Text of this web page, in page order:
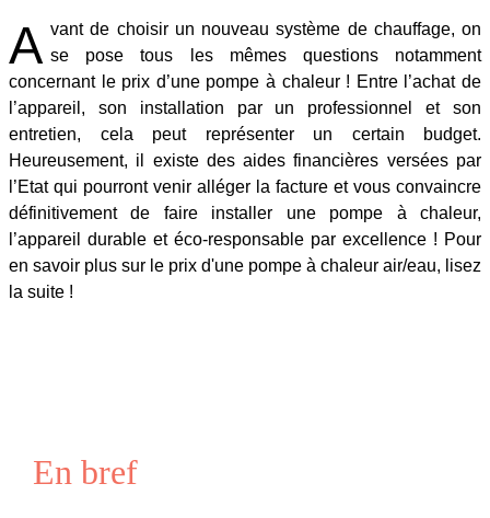
A vant de choisir un nouveau système de chauffage, on
se pose tous les mêmes questions notamment
concernant le prix d’une pompe à chaleur ! Entre l’achat de
l’appareil, son installation par un professionnel et son
entretien, cela peut représenter un certain budget.
Heureusement, il existe des aides financières versées par
l’Etat qui pourront venir alléger la facture et vous convaincre
définitivement de faire installer une pompe à chaleur,
l’appareil durable et éco-responsable par excellence ! Pour
en savoir plus sur le prix d'une pompe à chaleur air/eau, lisez
la suite !
En bref